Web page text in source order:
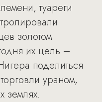
туареги
золотом
их цель –
поделиться
ураном,
землях.